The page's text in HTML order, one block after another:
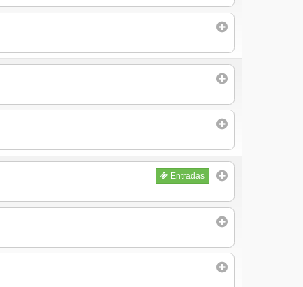
Entradas